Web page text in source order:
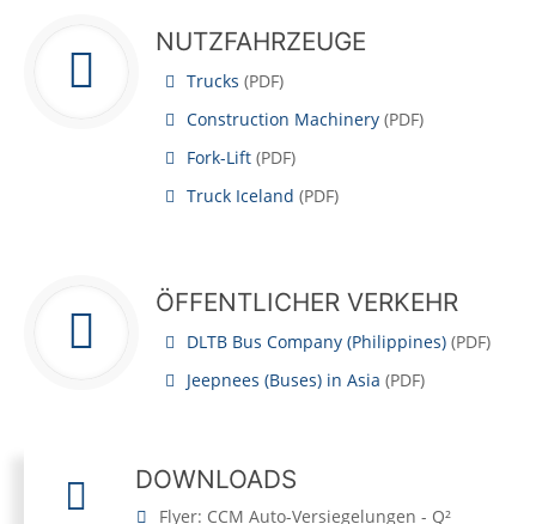
NUTZFAHRZEUGE
Trucks (PDF)
Construction Machinery (PDF)
Fork-Lift (PDF)
Truck Iceland (PDF)
ÖFFENTLICHER VERKEHR
DLTB Bus Company (Philippines) (PDF)
Jeepnees (Buses) in Asia (PDF)
DOWNLOADS
Flyer: CCM Auto-Versiegelungen - Q²